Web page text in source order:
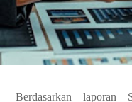
Berdasarkan laporan